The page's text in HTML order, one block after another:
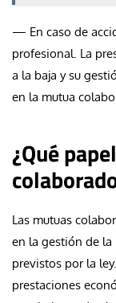
— En caso de
profesional. La
a la baja y su
en la mutua
¿Qué
Las mutuas
en la gestión de
previstos por la
prestaciones